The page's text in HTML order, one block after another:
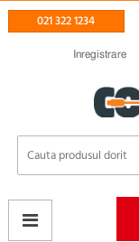
021 322 1234
Inregistrare